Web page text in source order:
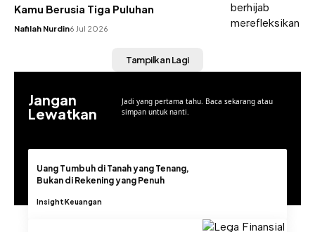
INSIGHT
Kamu Berusia Tiga Puluhan
Nafilah Nurdin6 Jul 2026
Tampilkan Lagi
Jangan
Lewatkan
Jadi yang pertama tahu. Baca sekarang atau
simpan untuk nanti.
Uang Tumbuh di Tanah yang Tenang,
Bukan di Rekening yang Penuh
InsightKeuangan